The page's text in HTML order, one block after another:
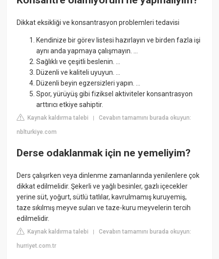
Dikkat eksikliği ve konsantrasyon problemleri tedavisi
Kendinize bir görev listesi hazırlayın ve birden fazla işi
aynı anda yapmaya çalışmayın. ...
Sağlıklı ve çeşitli beslenin. ...
Düzenli ve kaliteli uyuyun. ...
Düzenli beyin egzersizleri yapın. ...
Spor, yürüyüş gibi fiziksel aktiviteler konsantrasyon
arttırıcı etkiye sahiptir.
Kaynak kaldırma talebi |Cevabın tamamını burada okuyun:
nblturkiye.com
Derse odaklanmak için ne yemeliyim?
Ders çalışırken veya dinlenme zamanlarında yenilenlere çok
dikkat edilmelidir. Şekerli ve yağlı besinler, gazlı içecekler
yerine süt, yoğurt, sütlü tatlılar, kavrulmamış kuruyemiş,
taze sıkılmış meyve suları ve taze-kuru meyvelerin tercih
edilmelidir.
Kaynak kaldırma talebi |Cevabın tamamını burada okuyun:
hurriyet.com.tr